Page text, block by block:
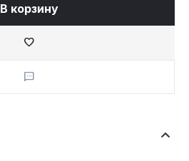
В корзину